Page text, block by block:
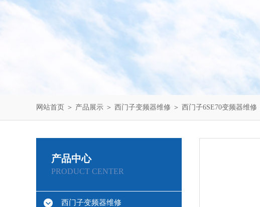
网站首页 ＞ 产品展示 ＞ 西门子变频器维修 ＞ 西门子6SE70变频器维修
产品中心
PRODUCT CENTER
西门子变频器维修